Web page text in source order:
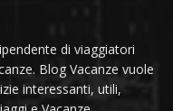
di viaggiatori
Blog Vacanze vuole
interessanti, utili,